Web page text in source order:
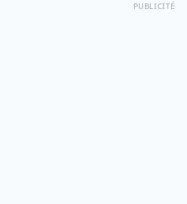
PUBLICITÉ